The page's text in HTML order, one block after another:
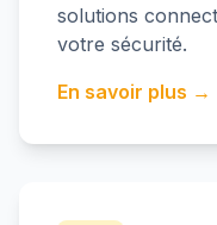
solutions
votre sécurité.
En savoir plus →